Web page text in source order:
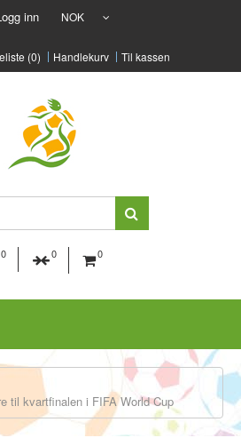
inn NOK
(0) Handlekurv Til kassen
0 0 0
til kvartfinalen i FIFA World Cup